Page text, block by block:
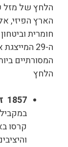
הלחץ של מזל
הארץ הפיזי,
חומרית
ה-29
המסורתיים
הלחץ
1857
קרסו